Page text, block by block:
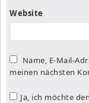
Website
Name, E-Mail-
meinen nächsten
Ja, ich möchte